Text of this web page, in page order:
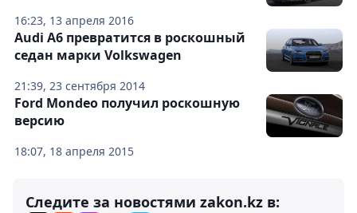
16:23, 13 апреля 2016
21:39, 23 сентября 2014
Audi A6 превратится в роскошный
седан марки Volkswagen
18:07, 18 апреля 2015
Ford Mondeo получил роскошную
версию
Следите за новостями zakon.kz в: